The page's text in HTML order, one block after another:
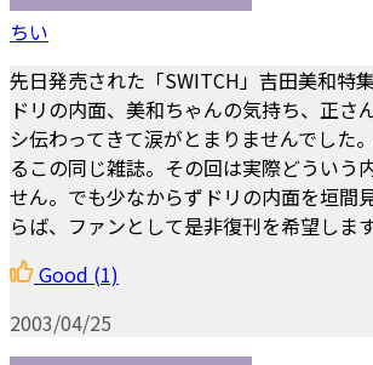
ちい
先日発売された「SWITCH」吉田美和特
ドリの内面、美和ちゃんの気持ち、正さ
シ伝わってきて涙がとまりませんでした
るこの同じ雑誌。その回は実際どういう
せん。でも少なからずドリの内面を垣間
らば、ファンとして是非復刊を希望しま
Good (1)
2003/04/25